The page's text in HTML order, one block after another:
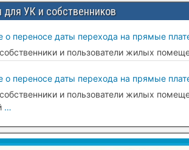
УК и собственников
о переносе даты перехода на прямые
и пользователи жилых
о переносе даты перехода на прямые
и пользователи жилых
…